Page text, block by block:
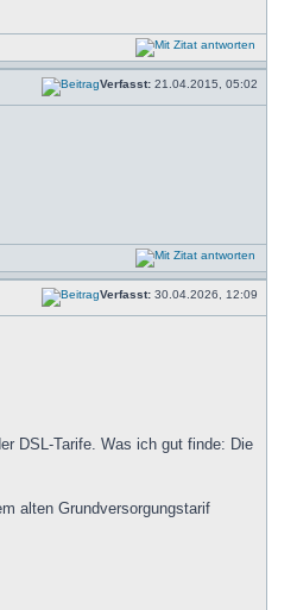
Verfasst: 21.04.2015, 05:02
Verfasst: 30.04.2026, 12:09
DSL-Tarife. Was ich gut finde: Die
alten Grundversorgungstarif